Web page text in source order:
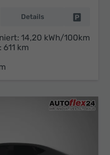
Details
14,20 kWh/100km
611 km